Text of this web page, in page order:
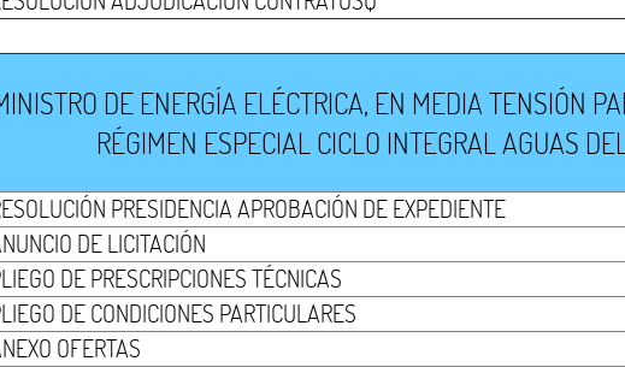
DE ENERGÍA ELÉCTRICA, EN MEDIA TENSIÓN
RÉGIMEN ESPECIAL CICLO INTEGRAL AGUAS
PRESIDENCIA APROBACIÓN DE EXPEDIENTE
DE LICITACIÓN
DE PRESCRIPCIONES TÉCNICAS
DE CONDICIONES PARTICULARES
OFERTAS